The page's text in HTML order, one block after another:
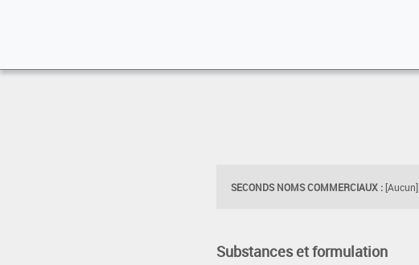
SECONDS NOMS COMMERCIAUX : [Aucun]
Substances et formulation